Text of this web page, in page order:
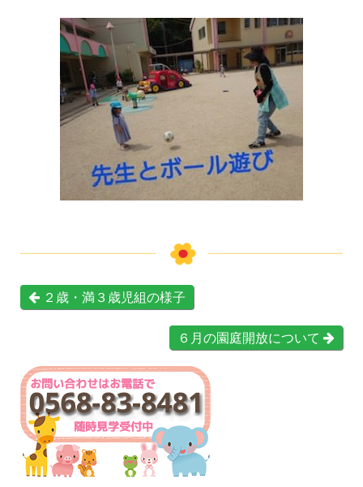
２歳・満３歳児組の様子
６月の園庭開放について